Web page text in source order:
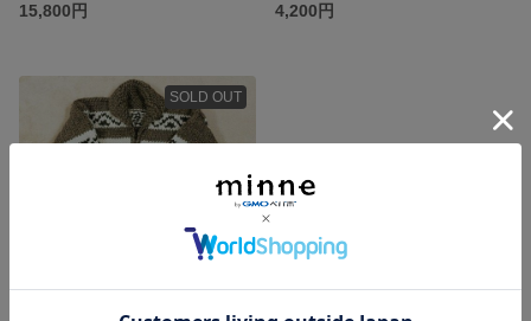
15,800円 4,200円
SOLD OUT